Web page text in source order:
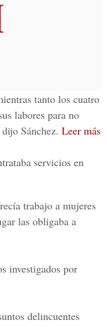
tanto los cuatro
labores para no
Sánchez. Leer más
servicios en
trabajo a mujeres
las obligaba a
investigados por
delincuentes